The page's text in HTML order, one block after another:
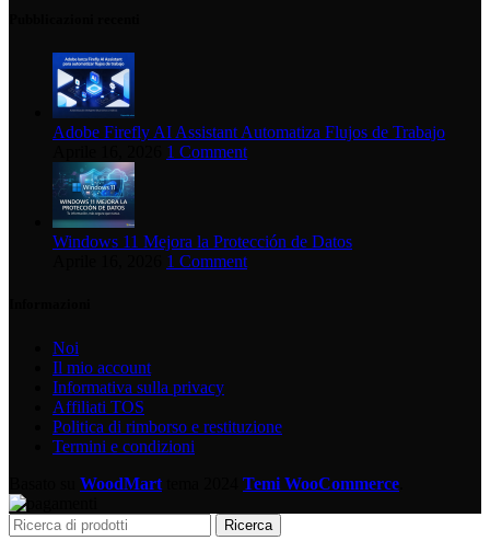
Adobe Firefly AI Assistant Automatiza Flujos de Trabajo
1 Comment
Windows 11 Mejora la Protección de Datos
1 Comment
Noi
Il mio account
Informativa sulla privacy
Affiliati TOS
Politica di rimborso e restituzione
Termini e condizioni
WoodMart Temi WooCommerce
Ricerca